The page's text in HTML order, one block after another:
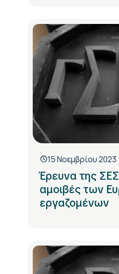
15 Νοεμβρίου 2023
Έρευνα της ΣΕΣ
αμοιβές των
εργαζομένων